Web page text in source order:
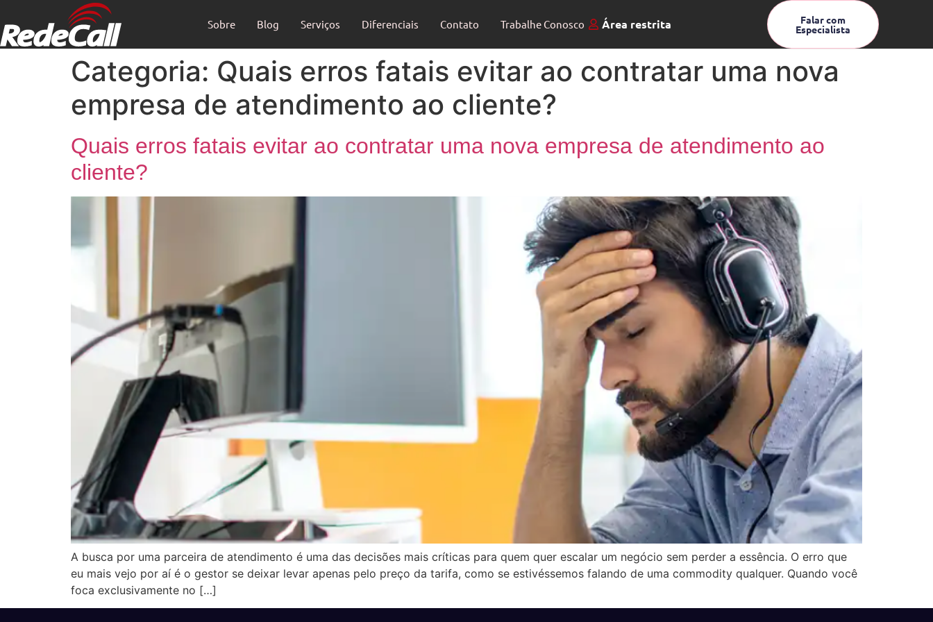
Sobre Blog Serviços Diferenciais Contato Trabalhe Conosco Área restrita Falar com
Especialista
Categoria: Quais erros fatais evitar ao contratar uma nova
empresa de atendimento ao cliente?
Quais erros fatais evitar ao contratar uma nova empresa de atendimento ao
cliente?
A busca por uma parceira de atendimento é uma das decisões mais críticas para quem quer escalar um negócio sem perder a essência. O erro que
eu mais vejo por aí é o gestor se deixar levar apenas pelo preço da tarifa, como se estivéssemos falando de uma commodity qualquer. Quando você
foca exclusivamente no […]